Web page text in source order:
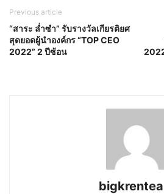
Previous article
“สาระ ล่ำซำ” รับรางวัลเกียรติยศ
สุดยอดผู้นำองค์กร “TOP CEO
2022” 2 ปีซ้อน